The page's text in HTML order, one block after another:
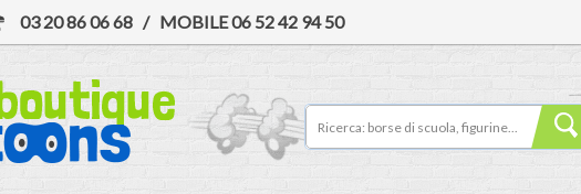
03 20 86 06 68 / MOBILE06 52 42 94 50